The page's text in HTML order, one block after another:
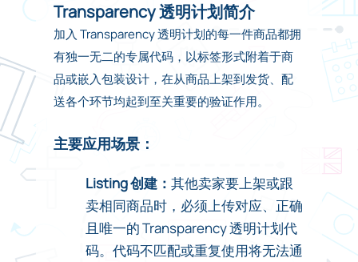
Transparency 透明计划简介
加入 Transparency 透明计划的每一件商品都拥
有独一无二的专属代码，以标签形式附着于商
品或嵌入包装设计，在从商品上架到发货、配
送各个环节均起到至关重要的验证作用。
主要应用场景：
Listing 创建：其他卖家要上架或跟
卖相同商品时，必须上传对应、正确
且唯一的 Transparency 透明计划代
码。代码不匹配或重复使用将无法通